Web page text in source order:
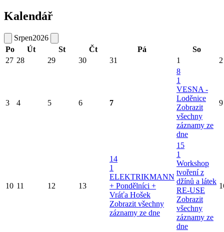
Kalendář
Srpen2026
Po
Út St Čt Pá
So
27 28 29 30 31 1 2
3 4 5 6 7
8
1
VESNA -
Loděnice
Zobrazit
všechny
záznamy ze
dne
9
10 11 12 13
14
1
ELEKTRIKMANN
+ Pondělníci +
Vráťa Hošek
Zobrazit všechny
záznamy ze dne
15
1
Workshop
tvoření z
džínů a látek
RE-USE
Zobrazit
všechny
záznamy ze
dne